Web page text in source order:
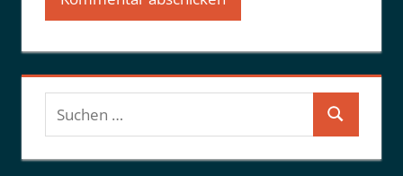
Suchen
Suchen